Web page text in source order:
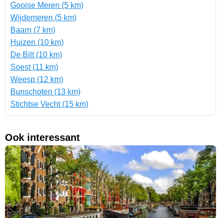
Gooise Meren (5 km)
Wijdemeren (5 km)
Baarn (7 km)
Huizen (10 km)
De Bilt (10 km)
Soest (11 km)
Weesp (12 km)
Bunschoten (13 km)
Stichtse Vecht (15 km)
Ook interessant